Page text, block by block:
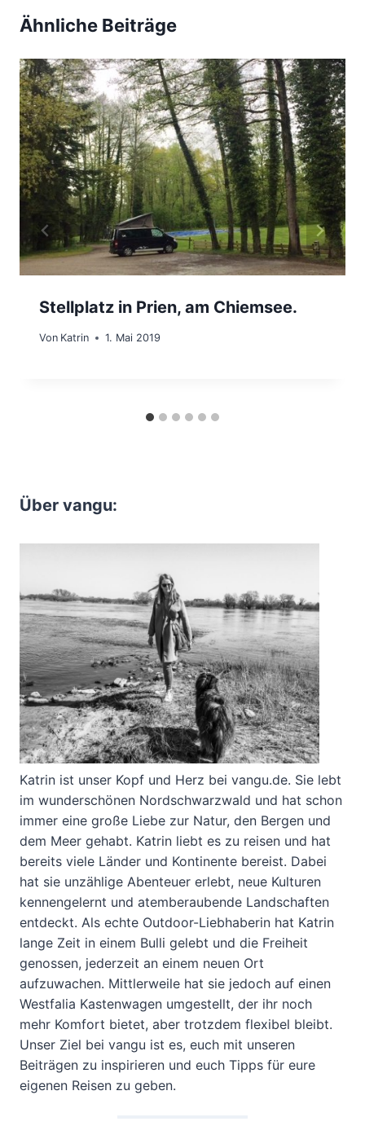
e
i
t
r
ä
g
e
Ähnliche Beiträge
Stellplatz in Prien, am Chiemsee.
Von Katrin 1. Mai 2019
Über vangu:
Katrin ist unser Kopf und Herz bei vangu.de. Sie lebt
im wunderschönen Nordschwarzwald und hat schon
immer eine große Liebe zur Natur, den Bergen und
dem Meer gehabt. Katrin liebt es zu reisen und hat
bereits viele Länder und Kontinente bereist. Dabei
hat sie unzählige Abenteuer erlebt, neue Kulturen
kennengelernt und atemberaubende Landschaften
entdeckt. Als echte Outdoor-Liebhaberin hat Katrin
lange Zeit in einem Bulli gelebt und die Freiheit
genossen, jederzeit an einem neuen Ort
aufzuwachen. Mittlerweile hat sie jedoch auf einen
Westfalia Kastenwagen umgestellt, der ihr noch
mehr Komfort bietet, aber trotzdem flexibel bleibt.
Unser Ziel bei vangu ist es, euch mit unseren
Beiträgen zu inspirieren und euch Tipps für eure
eigenen Reisen zu geben.